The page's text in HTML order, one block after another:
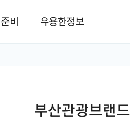
비 유용한정보
부산관광브랜드